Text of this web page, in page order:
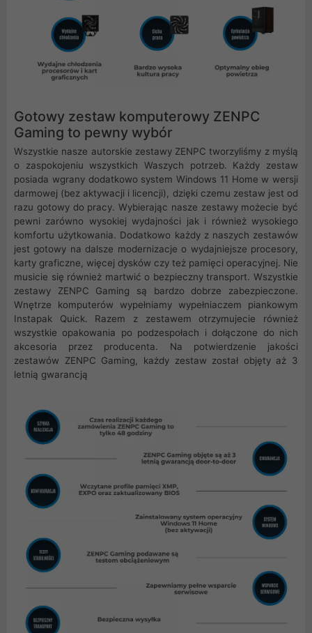
Gotowy zestaw komputerowy ZENPC
Gaming to pewny wybór
Wszystkie nasze autorskie zestawy ZENPC tworzyliśmy z myślą
o zaspokojeniu wszystkich Waszych potrzeb. Każdy zestaw
posiada wgrany dodatkowo system Windows 11 Home w wersji
darmowej (bez aktywacji i licencji), dzięki czemu zestaw jest od
razu gotowy do pracy. Wybierając nasze zestawy możecie być
pewni zarówno wysokiej wydajności jak i również wysokiego
komfortu użytkowania. Dodatkowo każdy z naszych zestawów
jest gotowy na dalsze modernizacje o wydajniejsze procesory,
karty graficzne, więcej dysków czy też pamięci operacyjnej. Nie
musicie się również martwić o bezpieczny transport. Wszystkie
zestawy ZENPC Gaming są bardzo dobrze zabezpieczone.
Wnętrze komputerów wypełniamy wypełniaczem piankowym
Instapak Quick. Razem z zestawem otrzymujecie również
wszystkie opakowania po podzespołach i dołączone do nich
akcesoria przez producenta. Na potwierdzenie jakości
zestawów ZENPC Gaming, każdy zestaw został objęty aż 3
letnią gwarancją